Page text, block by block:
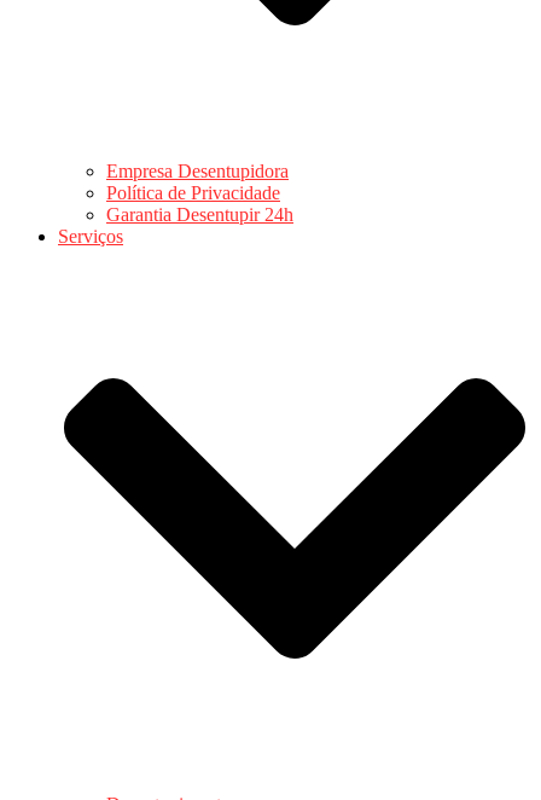
Empresa Desentupidora
Política de Privacidade
Garantia Desentupir 24h
Serviços